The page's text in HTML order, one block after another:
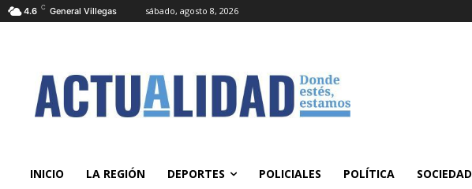
4.6 C General Villegas sábado, agosto 8, 2026
INICIO LA REGIÓN DEPORTES POLICIALES POLÍTICA SOCIEDAD